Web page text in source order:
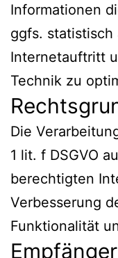
Informationen
ggfs.
Internetauftritt
Technik zu
Die
1 lit. f DSGVO
berechtigten
Verbesserung
Funktionalität